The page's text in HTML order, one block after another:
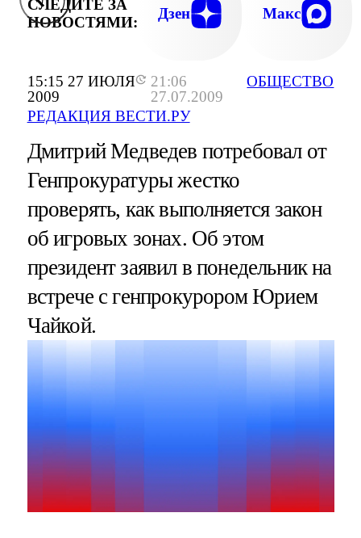
15:15 27 ИЮЛЯ
2009
21:06
27.07.2009
РЕДАКЦИЯ ВЕСТИ.РУ
ОБЩЕСТВО
СЛЕДИТЕ ЗА
НОВОСТЯМИ:
Дзен Макс
Дмитрий Медведев потребовал от
Генпрокуратуры жестко
проверять, как выполняется закон
об игровых зонах. Об этом
президент заявил в понедельник на
встрече с генпрокурором Юрием
Чайкой.